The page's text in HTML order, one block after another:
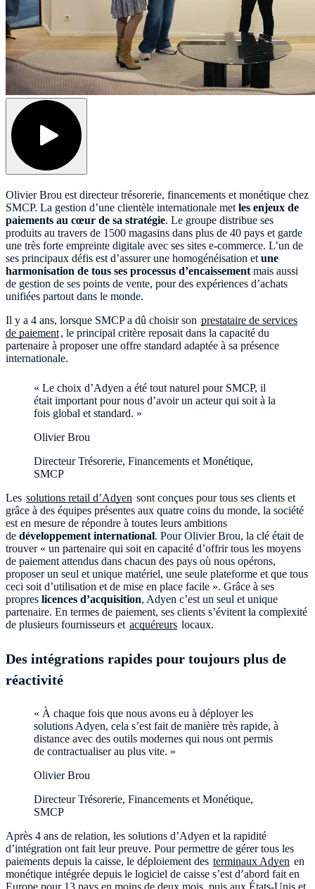
Olivier Brou est directeur trésorerie, financements et monétique chez
SMCP. La gestion d’une clientèle internationale met les enjeux de
paiements au cœur de sa stratégie. Le groupe distribue ses
produits au travers de 1500 magasins dans plus de 40 pays et garde
une très forte empreinte digitale avec ses sites e-commerce. L’un de
ses principaux défis est d’assurer une homogénéisation et une
harmonisation de tous ses processus d’encaissement mais aussi
de gestion de ses points de vente, pour des expériences d’achats
unifiées partout dans le monde.
Il y a 4 ans, lorsque SMCP a dû choisir son prestataire de services
de paiement, le principal critère reposait dans la capacité du
partenaire à proposer une offre standard adaptée à sa présence
internationale.
« Le choix d’Adyen a été tout naturel pour SMCP, il
était important pour nous d’avoir un acteur qui soit à la
fois global et standard. »
Olivier Brou
Directeur Trésorerie, Financements et Monétique,
SMCP
Les solutions retail d’Adyen sont conçues pour tous ses clients et
grâce à des équipes présentes aux quatre coins du monde, la société
est en mesure de répondre à toutes leurs ambitions
de développement international. Pour Olivier Brou, la clé était de
trouver « un partenaire qui soit en capacité d’offrir tous les moyens
de paiement attendus dans chacun des pays où nous opérons,
proposer un seul et unique matériel, une seule plateforme et que tous
ceci soit d’utilisation et de mise en place facile ». Grâce à ses
propres licences d’acquisition, Adyen c’est un seul et unique
partenaire. En termes de paiement, ses clients s’évitent la complexité
de plusieurs fournisseurs et acquéreurs locaux.
Des intégrations rapides pour toujours plus de
réactivité
« À chaque fois que nous avons eu à déployer les
solutions Adyen, cela s’est fait de manière très rapide, à
distance avec des outils modernes qui nous ont permis
de contractualiser au plus vite. »
Olivier Brou
Directeur Trésorerie, Financements et Monétique,
SMCP
Après 4 ans de relation, les solutions d’Adyen et la rapidité
d’intégration ont fait leur preuve. Pour permettre de gérer tous les
paiements depuis la caisse, le déploiement des terminaux Adyen en
monétique intégrée depuis le logiciel de caisse s’est d’abord fait en
Europe pour 13 pays en moins de deux mois, puis aux États-Unis et